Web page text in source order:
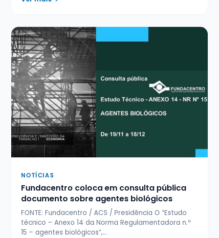
NOTÍCIAS
Fundacentro coloca em consulta pública
documento sobre agentes biológicos
FONTE: Fundacentro / ACS / Presidência O “Estudo
técnico – Anexo 14 da Norma Regulamentadora n.º
15 – agentes biológicos”,…